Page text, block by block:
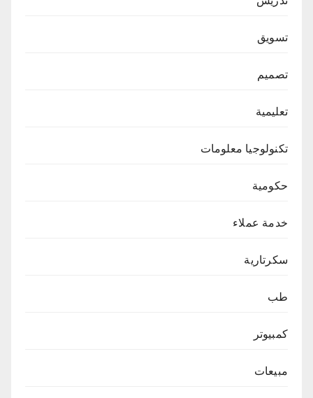
تسويق
تصميم
تعليمية
تكنولوجيا معلومات
حكومية
خدمة عملاء
سكرتارية
طب
كمبيوتر
مبيعات